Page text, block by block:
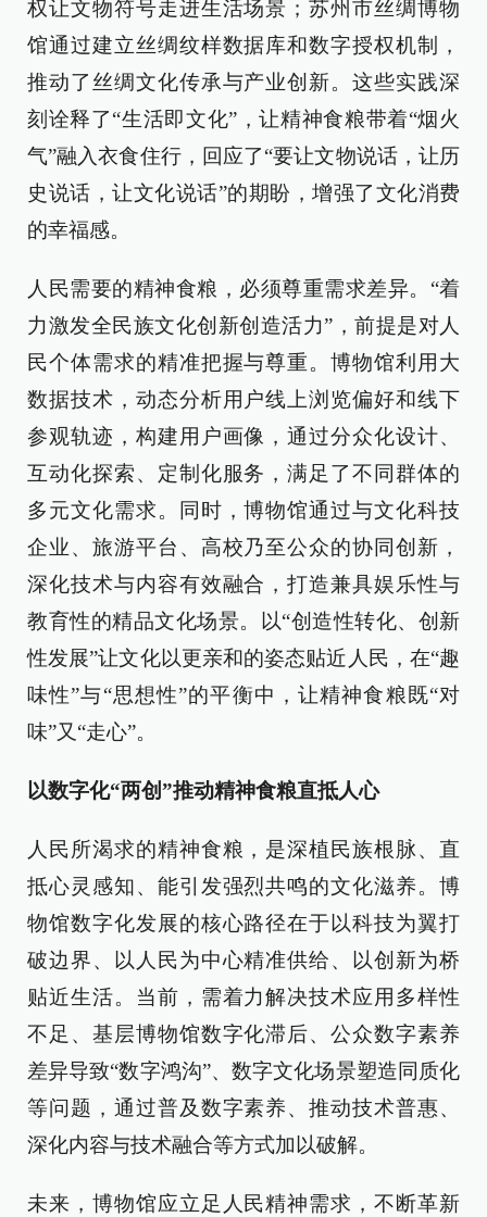
权让文物符号走进生活场景；苏州市丝绸博物
馆通过建立丝绸纹样数据库和数字授权机制，
推动了丝绸文化传承与产业创新。这些实践深
刻诠释了“生活即文化”，让精神食粮带着“烟火
气”融入衣食住行，回应了“要让文物说话，让历
史说话，让文化说话”的期盼，增强了文化消费
的幸福感。
人民需要的精神食粮，必须尊重需求差异。“着
力激发全民族文化创新创造活力”，前提是对人
民个体需求的精准把握与尊重。博物馆利用大
数据技术，动态分析用户线上浏览偏好和线下
参观轨迹，构建用户画像，通过分众化设计、
互动化探索、定制化服务，满足了不同群体的
多元文化需求。同时，博物馆通过与文化科技
企业、旅游平台、高校乃至公众的协同创新，
深化技术与内容有效融合，打造兼具娱乐性与
教育性的精品文化场景。以“创造性转化、创新
性发展”让文化以更亲和的姿态贴近人民，在“趣
味性”与“思想性”的平衡中，让精神食粮既“对
味”又“走心”。
以数字化“两创”推动精神食粮直抵人心
人民所渴求的精神食粮，是深植民族根脉、直
抵心灵感知、能引发强烈共鸣的文化滋养。博
物馆数字化发展的核心路径在于以科技为翼打
破边界、以人民为中心精准供给、以创新为桥
贴近生活。当前，需着力解决技术应用多样性
不足、基层博物馆数字化滞后、公众数字素养
差异导致“数字鸿沟”、数字文化场景塑造同质化
等问题，通过普及数字素养、推动技术普惠、
深化内容与技术融合等方式加以破解。
未来，博物馆应立足人民精神需求，不断革新